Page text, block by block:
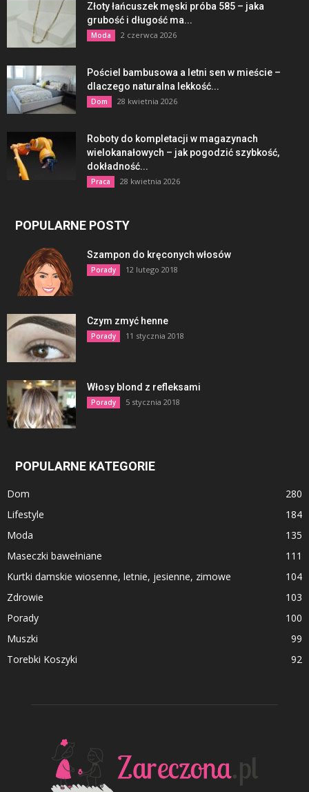
Złoty łańcuszek męski próba 585 – jaka
grubość i długość ma...
Moda 2 czerwca 2026
Pościel bambusowa a letni sen w mieście –
dlaczego naturalna lekkość...
Dom 28 kwietnia 2026
Roboty do kompletacji w magazynach
wielokanałowych – jak pogodzić szybkość,
dokładność...
Praca 28 kwietnia 2026
POPULARNE POSTY
Szampon do kręconych włosów
Porady 12 lutego 2018
Czym zmyć henne
Porady 11 stycznia 2018
Włosy blond z refleksami
Porady 5 stycznia 2018
POPULARNE KATEGORIE
Dom
280
Lifestyle
184
Moda
135
Maseczki bawełniane
111
Kurtki damskie wiosenne, letnie, jesienne, zimowe
104
Zdrowie
103
Porady
100
Muszki
99
Torebki Koszyki
92